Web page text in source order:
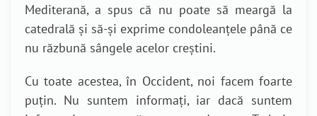
Mediterană, a spus că nu poate să meargă la
catedrală și să-și exprime condoleanțele până ce
nu răzbună sângele acelor creștini.
Cu toate acestea, în Occident, noi facem foarte
puțin. Nu suntem informați, iar dacă suntem